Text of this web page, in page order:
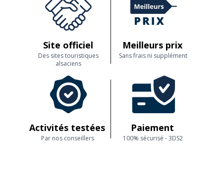
Site officiel
Des sites touristiques
alsaciens
Meilleurs prix
Sans frais ni supplément
Activités testées
Par nos conseillers
Paiement
100% sécurisé - 3DS2